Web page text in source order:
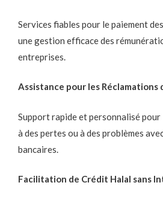
Services fiables pour le paiement
une gestion efficace des
entreprises.
Assistance pour les Réclamations
Support rapide et personnalisé
à des pertes ou à des problèmes
bancaires.
Facilitation de Crédit Halal sans